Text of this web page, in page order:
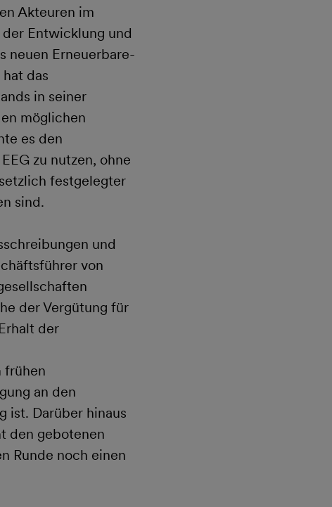
Akteuren im
Entwicklung und
neuen Erneuerbare-
das
in seiner
möglichen
es den
zu nutzen, ohne
festgelegter
sind.
und
von
der Vergütung für
der
frühen
an den
ist. Darüber hinaus
den gebotenen
Runde noch einen